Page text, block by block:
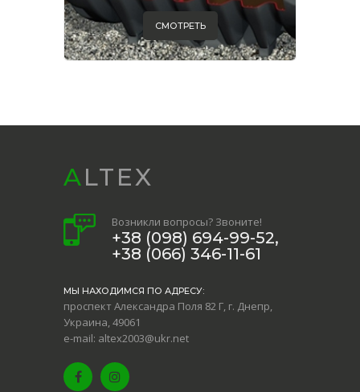
СМОТРЕТЬ
ALTEX
Возникли вопросы? Звоните!
+38 (098) 694-99-52,
+38 (066) 346-11-61
МЫ НАХОДИМСЯ ПО АДРЕСУ:
проспект Александра Поля 82 Г, г. Днепр,
Украина, 49061
e-mail: altex2003@ukr.net